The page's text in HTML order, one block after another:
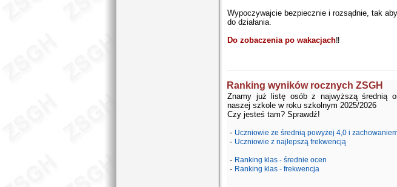
Wypoczywajcie bezpiecznie i rozsądnie, tak
do działania.
Do zobaczenia po wakacjach‼️
Ranking wyników rocznych ZSGH
Znamy już listę osób z najwyższą średnią
naszej szkole w roku szkolnym 2025/2026
Czy jesteś tam? Sprawdź!
- Uczniowie ze średnią powyżej 4,0 i
- Uczniowie z najlepszą frekwencją
- Ranking klas - średnie ocen
- Ranking klas - frekwencja